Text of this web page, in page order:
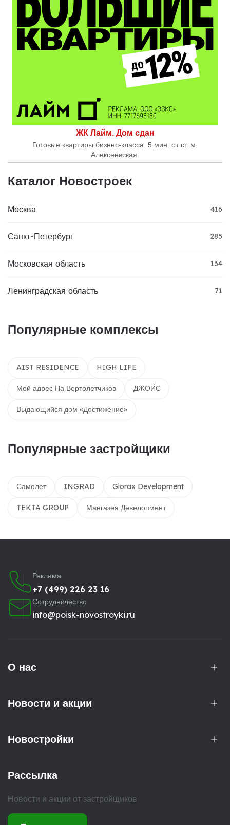
ЖК Лайм. Дом сдан
Готовые квартиры бизнес-класса. 5 мин. от ст. м.
Алексеевская.
Каталог Новостроек
Москва 416
Санкт-Петербург 285
Московская область 134
Ленинградская область 71
Популярные комплексы
AIST RESIDENCE HIGH LIFE
Мой адрес На Вертолетчиков ДЖОЙС
Выдающийся дом «Достижение»
Популярные застройщики
Самолет INGRAD Glorax Development
TEKTA GROUP Мангазея Девелопмент
Реклама
+7 (499) 226 23 16
Сотрудничество
info@poisk-novostroyki.ru
О нас
Новости и акции
Новостройки
Рассылка
Новости и акции от застройщиков